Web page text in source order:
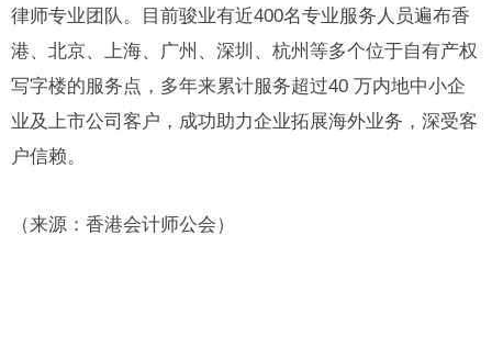
律师专业团队。目前骏业有近400名专业服务人员遍布香
港、北京、上海、广州、深圳、杭州等多个位于自有产权
写字楼的服务点，多年来累计服务超过40 万内地中小企
业及上市公司客户，成功助力企业拓展海外业务，深受客
户信赖。
（来源：香港会计师公会）